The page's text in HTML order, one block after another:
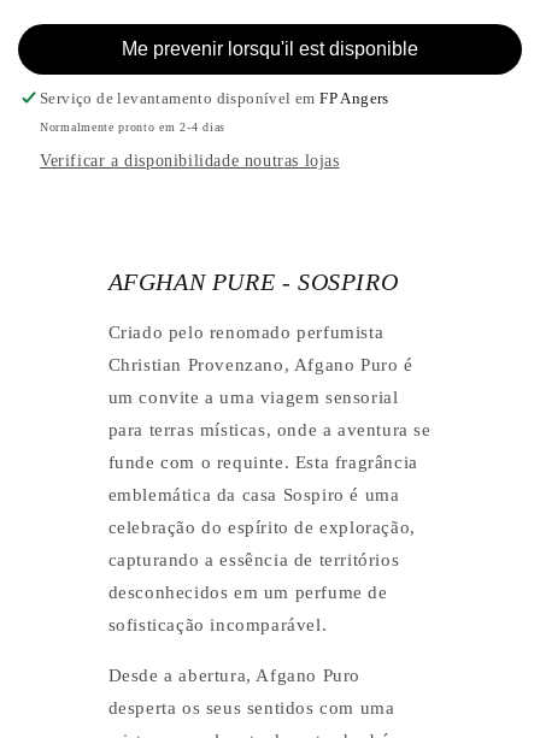
Me prevenir lorsqu'il est disponible
Serviço de levantamento disponível emFP Angers
Normalmente pronto em 2-4 dias
Verificar a disponibilidade noutras lojas
AFGHAN PURE - SOSPIRO
Criado pelo renomado perfumista
Christian Provenzano, Afgano Puro é
um convite a uma viagem sensorial
para terras místicas, onde a aventura se
funde com o requinte. Esta fragrância
emblemática da casa Sospiro é uma
celebração do espírito de exploração,
capturando a essência de territórios
desconhecidos em um perfume de
sofisticação incomparável.
Desde a abertura, Afgano Puro
desperta os seus sentidos com uma